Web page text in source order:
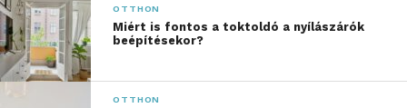
magyar piacon és 80
százalékkal növeli a
korábbi kapacitást.”
OTTHON
Miért is fontos a toktoldó a nyílászárók
beépítésekor?
OTTHON